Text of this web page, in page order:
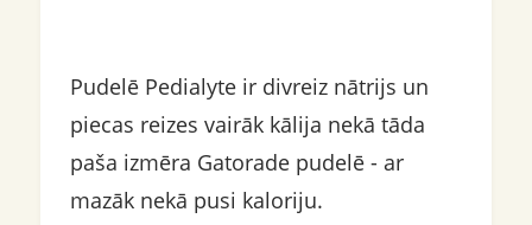
Pudelē Pedialyte ir divreiz nātrijs un
piecas reizes vairāk kālija nekā tāda
paša izmēra Gatorade pudelē - ar
mazāk nekā pusi kaloriju.